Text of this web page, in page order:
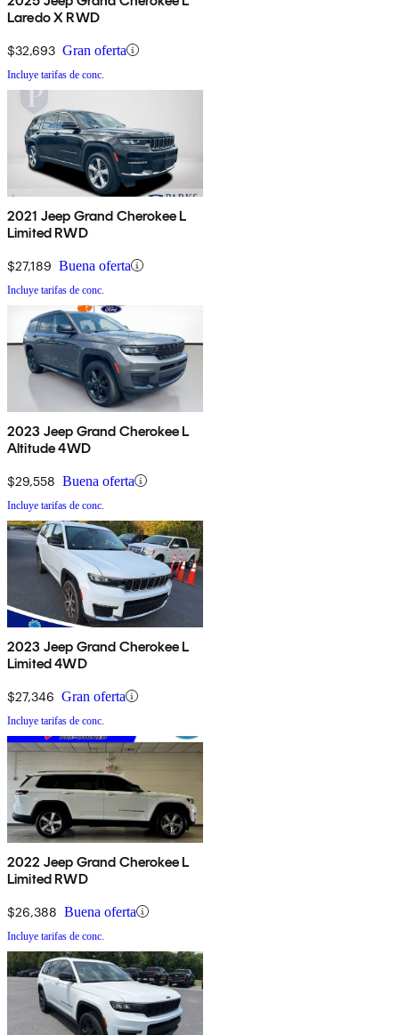
Laredo X RWD
$32,693 Gran oferta
Incluye tarifas de conc.
2021 Jeep Grand Cherokee L
Limited RWD
$27,189 Buena oferta
Incluye tarifas de conc.
2023 Jeep Grand Cherokee L
Altitude 4WD
$29,558 Buena oferta
Incluye tarifas de conc.
2023 Jeep Grand Cherokee L
Limited 4WD
$27,346 Gran oferta
Incluye tarifas de conc.
2022 Jeep Grand Cherokee L
Limited RWD
$26,388 Buena oferta
Incluye tarifas de conc.